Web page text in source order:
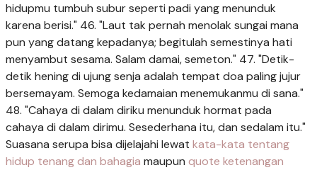
hidupmu tumbuh subur seperti padi yang menunduk
karena berisi." 46. "Laut tak pernah menolak sungai mana
pun yang datang kepadanya; begitulah semestinya hati
menyambut sesama. Salam damai, semeton." 47. "Detik-
detik hening di ujung senja adalah tempat doa paling jujur
bersemayam. Semoga kedamaian menemukanmu di sana."
48. "Cahaya di dalam diriku menunduk hormat pada
cahaya di dalam dirimu. Sesederhana itu, dan sedalam itu."
Suasana serupa bisa dijelajahi lewat kata-kata tentang
hidup tenang dan bahagia maupun quote ketenangan